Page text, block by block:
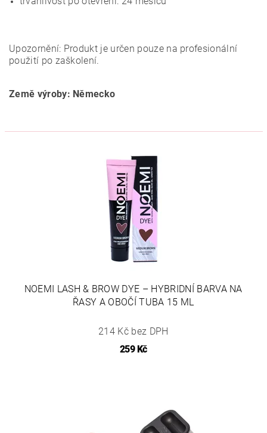
Upozornění: Produkt je určen pouze na profesionální
použití po zaškolení.
Země výroby: Německo
NOEMI LASH & BROW DYE – HYBRIDNÍ BARVA NA
ŘASY A OBOČÍ TUBA 15 ML
214 Kč bez DPH
259 Kč